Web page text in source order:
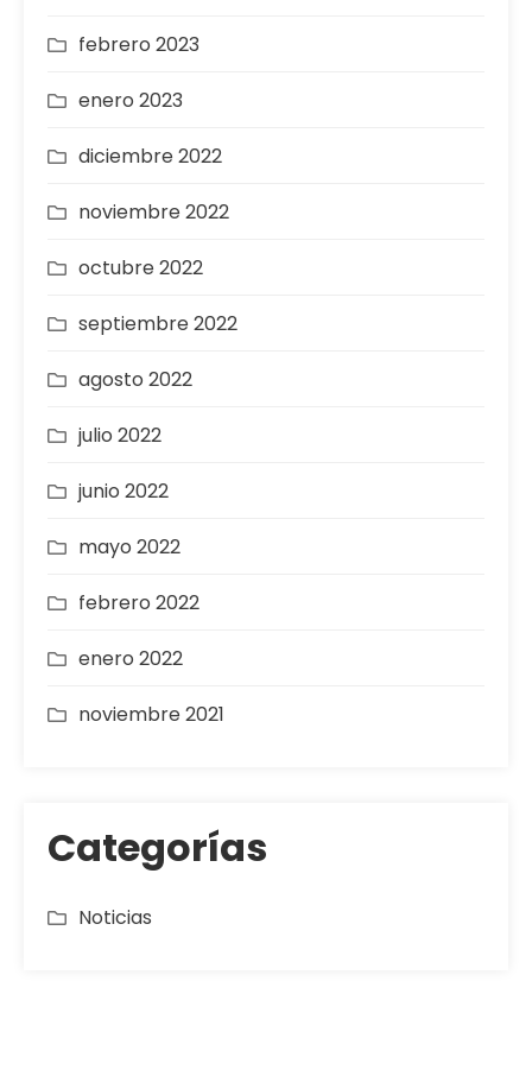
febrero 2023
enero 2023
diciembre 2022
noviembre 2022
octubre 2022
septiembre 2022
agosto 2022
julio 2022
junio 2022
mayo 2022
febrero 2022
enero 2022
noviembre 2021
Categorías
Noticias